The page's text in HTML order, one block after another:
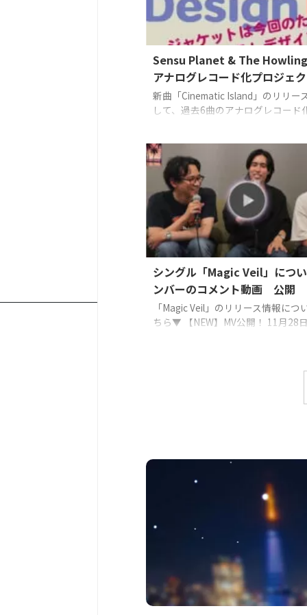
Sensu Planet & The
アナログレコード化プロジェ
新曲「Cinematic Island」のリリー
して、過去6曲のアナログレコード
は】2026年6月15日23:59までです
額100万円を目指す挑戦となります
80年代ソウルの温もりを今の時代
Sensu Planet & The Howling Fish
アナログレコード化で新しい音楽
に創りたいと考えています。 初の
レコード化へ向けて最後まで頑張
で、もしよろし ...
シングル「Magic Veil」につ
ンバーのコメント動画 公開
「Magic Veil」のリリース情報につ
ちら▼ 【NEW】MV公開！ 11月28